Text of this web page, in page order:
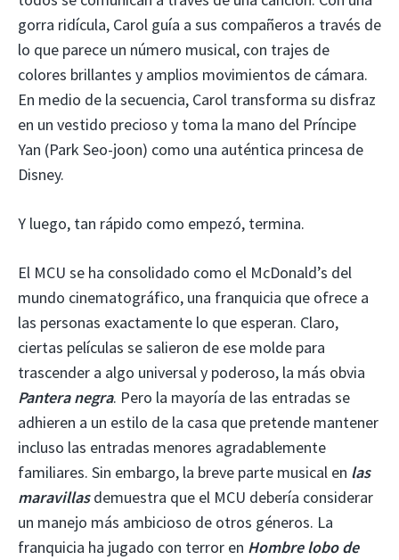
gorra ridícula, Carol guía a sus compañeros a través de
lo que parece un número musical, con trajes de
colores brillantes y amplios movimientos de cámara.
En medio de la secuencia, Carol transforma su disfraz
en un vestido precioso y toma la mano del Príncipe
Yan (Park Seo-joon) como una auténtica princesa de
Disney.
Y luego, tan rápido como empezó, termina.
El MCU se ha consolidado como el McDonald’s del
mundo cinematográfico, una franquicia que ofrece a
las personas exactamente lo que esperan. Claro,
ciertas películas se salieron de ese molde para
trascender a algo universal y poderoso, la más obvia
Pantera negra. Pero la mayoría de las entradas se
adhieren a un estilo de la casa que pretende mantener
incluso las entradas menores agradablemente
familiares. Sin embargo, la breve parte musical en las
maravillasdemuestra que el MCU debería considerar
un manejo más ambicioso de otros géneros. La
franquicia ha jugado con terror en Hombre lobo de